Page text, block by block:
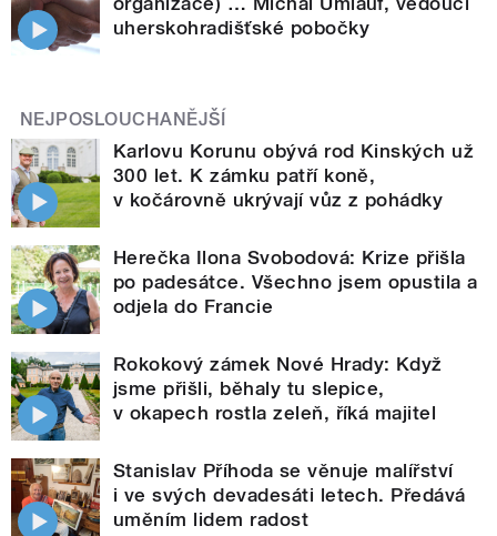
uherskohradišťské pobočky
NEJPOSLOUCHANĚJŠÍ
Karlovu Korunu obývá rod Kinských už
300 let. K zámku patří koně,
v kočárovně ukrývají vůz z pohádky
Herečka Ilona Svobodová: Krize přišla
po padesátce. Všechno jsem opustila a
odjela do Francie
Rokokový zámek Nové Hrady: Když
jsme přišli, běhaly tu slepice,
v okapech rostla zeleň, říká majitel
Stanislav Příhoda se věnuje malířství
i ve svých devadesáti letech. Předává
uměním lidem radost